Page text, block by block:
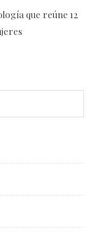
que reúne 12